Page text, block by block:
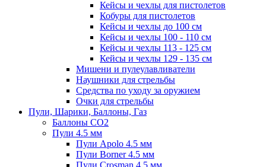
Кейсы и чехлы для пистолетов
Кобуры для пистолетов
Кейсы и чехлы до 100 см
Кейсы и чехлы 100 - 110 см
Кейсы и чехлы 113 - 125 см
Кейсы и чехлы 129 - 135 см
Мишени и пулеулавливатели
Наушники для стрельбы
Средства по уходу за оружием
Очки для стрельбы
Пули, Шарики, Баллоны, Газ
Баллоны CO2
Пули 4.5 мм
Пули Apolo 4.5 мм
Пули Borner 4.5 мм
Пули Crosman 4.5 мм